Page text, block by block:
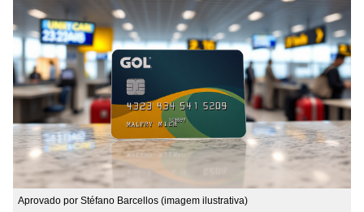
Aprovado por Stéfano Barcellos (imagem ilustrativa)